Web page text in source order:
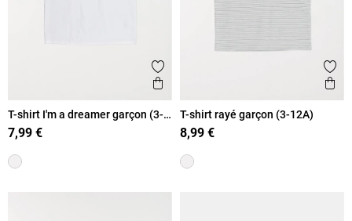
Ajouter aux favoris
Aperçu rapide
T-shirt I'm a dreamer garçon (3-
12A)
7,99 €
T-shirt rayé garçon (3-12A)
8,99 €